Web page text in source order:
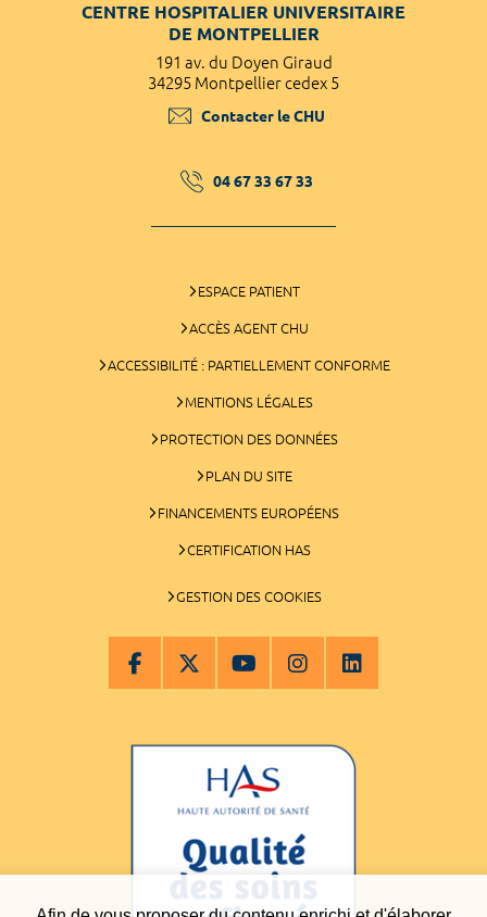
CENTRE HOSPITALIER UNIVERSITAIRE
DE MONTPELLIER
191 av. du Doyen Giraud
34295 Montpellier cedex 5
Contacter le CHU
04 67 33 67 33
ESPACE PATIENT
ACCÈS AGENT CHU
ACCESSIBILITÉ : PARTIELLEMENT CONFORME
MENTIONS LÉGALES
PROTECTION DES DONNÉES
PLAN DU SITE
FINANCEMENTS EUROPÉENS
CERTIFICATION HAS
GESTION DES COOKIES